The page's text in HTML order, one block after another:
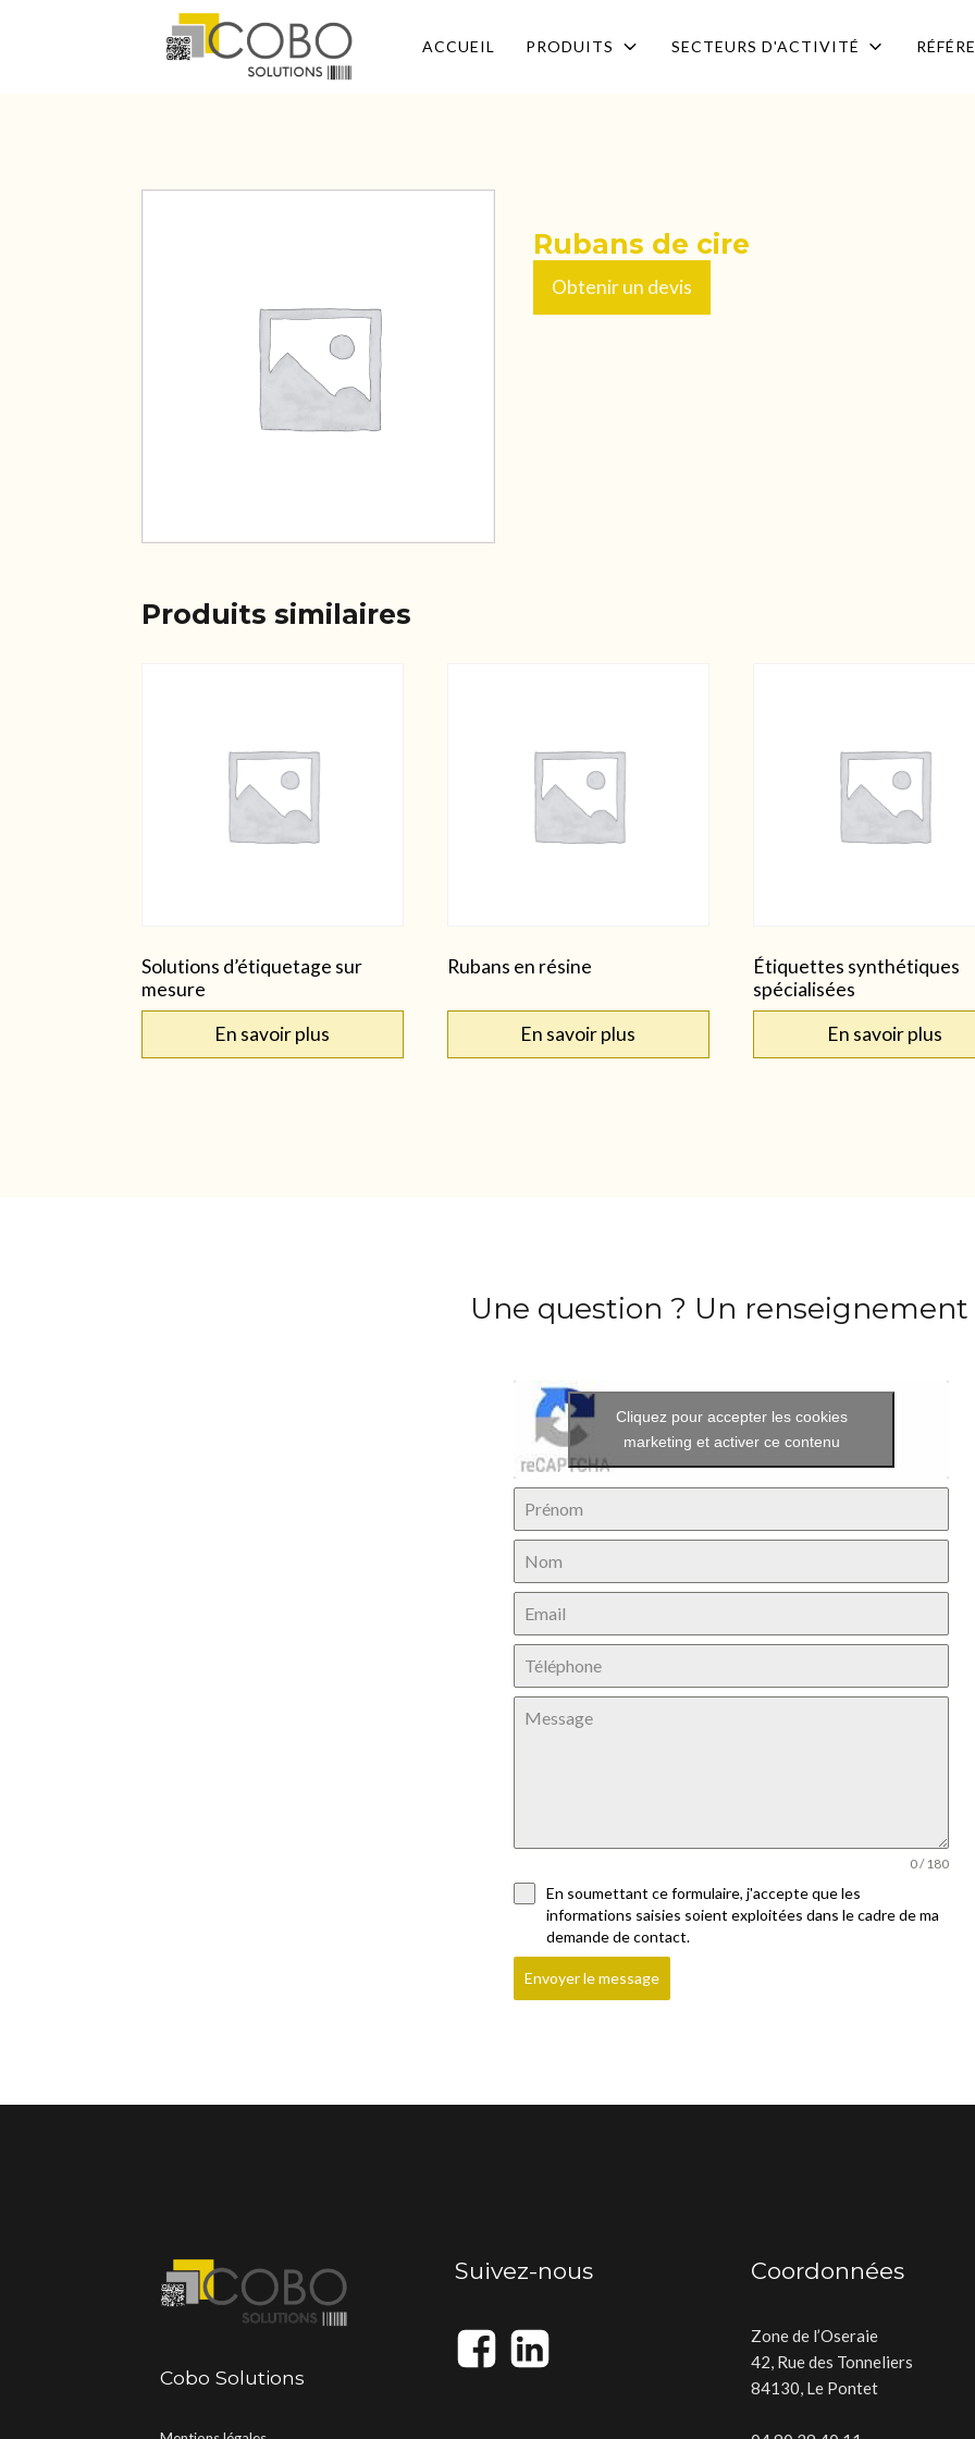
ACCUEIL PRODUITS SECTEURS D'ACTIVITÉ
Rubans de cire
Obtenir un devis
Produits similaires
Solutions d’étiquetage sur
mesure
En savoir plus
Rubans en résine
En savoir plus
Étiquettes synthétiques
spécialisées
En savoir plus
Une question ? Un renseignement
Cliquez pour accepter les cookies
marketing et activer ce contenu
0 / 180
En soumettant ce formulaire, j'accepte que les
informations saisies soient exploitées dans le cadre de ma
demande de contact.
Envoyer le message
Cobo Solutions
Suivez-nous Coordonnées
Zone de l’Oseraie
42, Rue des Tonneliers
84130, Le Pontet